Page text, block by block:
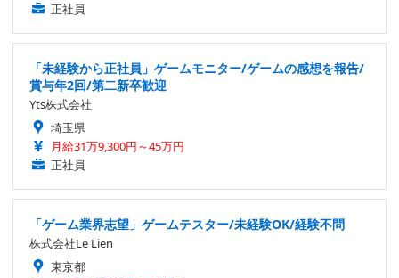
正社員
「未経験から正社員」ゲームモニター/ゲームの感想を報告/
賞与年2回/第二新卒歓迎
Yts株式会社
埼玉県
月給31万9,300円～45万円
正社員
「ゲーム業界志望」ゲームテスター/未経験OK/経験不問
株式会社Le Lien
東京都